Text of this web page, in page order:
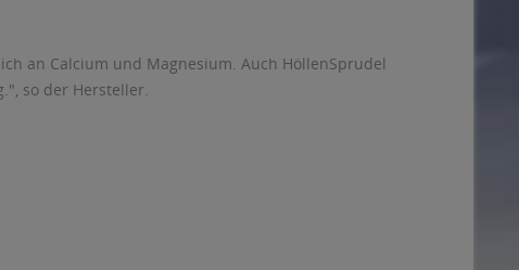
an Calcium und Magnesium. Auch HöllenSprudel
so der Hersteller.